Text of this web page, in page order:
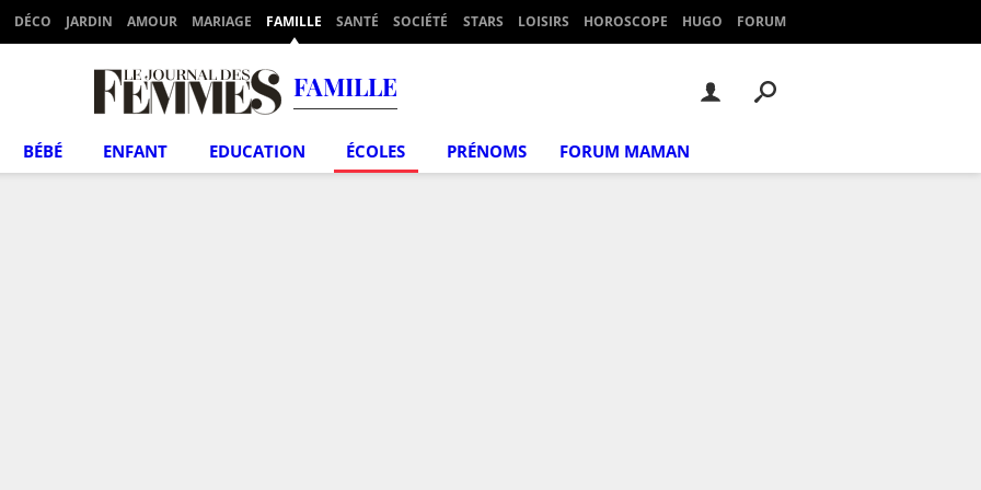
DÉCO JARDIN AMOUR MARIAGE FAMILLE SANTÉ SOCIÉTÉ STARS LOISIRS HOROSCOPE HUGO FORUM
FAMILLE
BÉBÉ ENFANT EDUCATION ÉCOLES PRÉNOMS FORUM MAMAN